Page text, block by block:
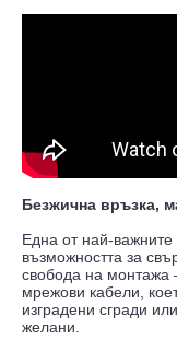
Безжична връзка,
Една от най-
възможността за
свобода на монтажа
мрежови кабели,
изградени сгради
желани.